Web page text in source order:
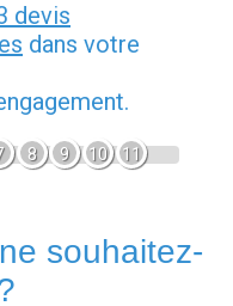
devis
dans votre
8 9 10 11
souhaitez-